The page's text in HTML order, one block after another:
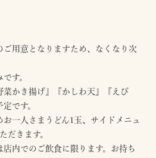
用意となりますため、なくなり次
す。
かき揚げ』『かしわ天』『えび
です。
一人さまうどん1玉、サイドメニュ
だきます。
内でのご飲食に限ります。お持ち